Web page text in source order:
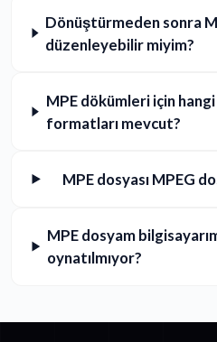
Dönüştürmeden sonra
düzenleyebilir miyim?
MPE dökümleri için
formatları mevcut?
MPE dosyası MPEG
MPE dosyam
oynatılmıyor?